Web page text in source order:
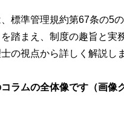
標準管理規約第67条の5
踏まえ、制度の趣旨と実
の視点から詳しく解説し
ラムの全体像です（画像